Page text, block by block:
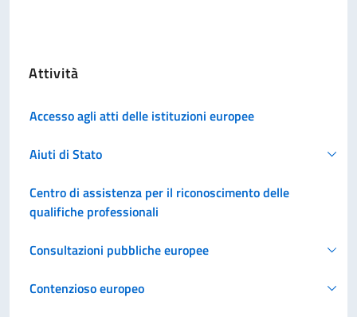
Attività
Accesso agli atti delle istituzioni europee
Aiuti di Stato
Centro di assistenza per il riconoscimento delle
qualifiche professionali
Consultazioni pubbliche europee
Contenzioso europeo